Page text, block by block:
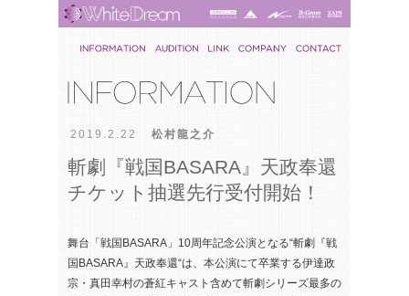
2019.2.22 松村龍之介
斬劇『戦国BASARA』天政奉還
チケット抽選先行受付開始！
舞台「戦国BASARA」10周年記念公演となる“斬劇『戦
国BASARA』天政奉還“は、本公演にて卒業する伊達政
宗・真田幸村の蒼紅キャスト含めて斬劇シリーズ最多の